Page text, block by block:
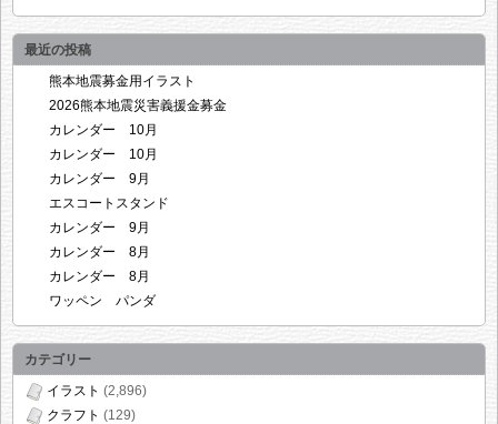
最近の投稿
熊本地震募金用イラスト
2026熊本地震災害義援金募金
カレンダー 10月
カレンダー 10月
カレンダー 9月
エスコートスタンド
カレンダー 9月
カレンダー 8月
カレンダー 8月
ワッペン パンダ
カテゴリー
イラスト (2,896)
クラフト (129)